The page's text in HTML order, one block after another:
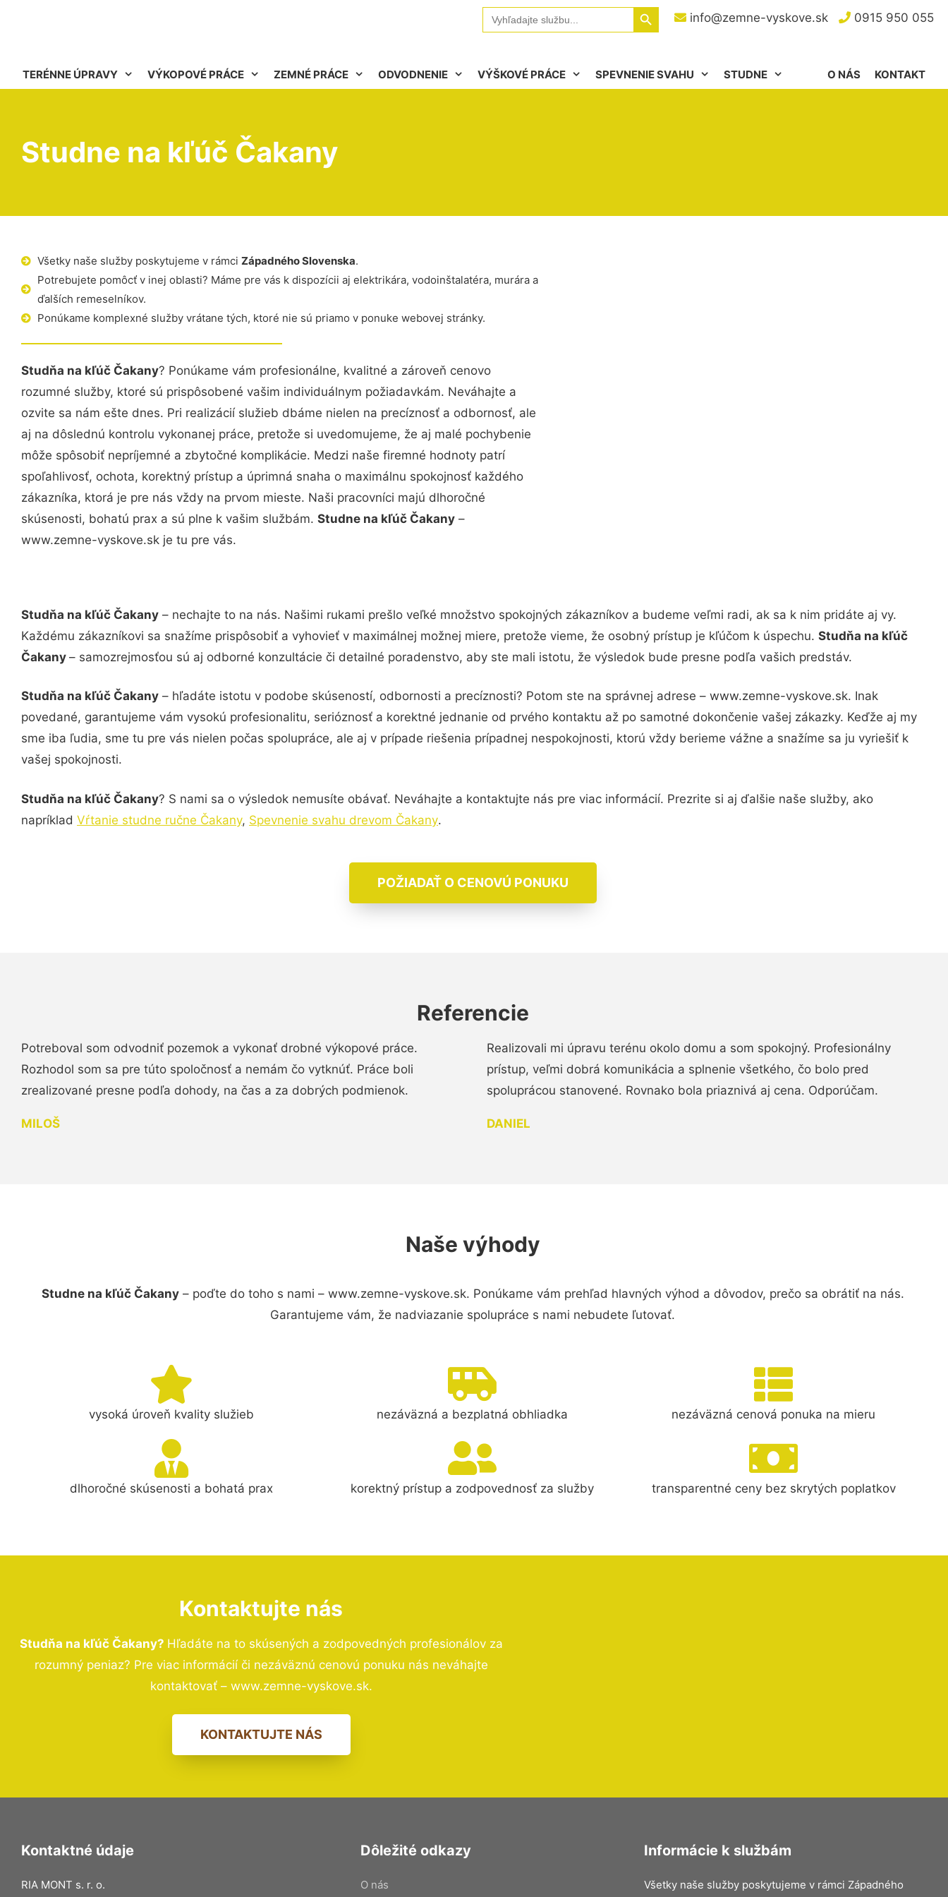
info@zemne-vyskove.sk 0915 950 055
Search
for:
Search Button
TERÉNNE ÚPRAVY VÝKOPOVÉ PRÁCE ZEMNÉ PRÁCE ODVODNENIE VÝŠKOVÉ PRÁCE SPEVNENIE SVAHU STUDNE KONTAKT
O NÁS
Studne na kľúč Čakany
Všetky naše služby poskytujeme v rámci Západného Slovenska.
Potrebujete pomôcť v inej oblasti? Máme pre vás k dispozícii aj elektrikára, vodoinštalatéra, murára a
ďalších remeselníkov.
Ponúkame komplexné služby vrátane tých, ktoré nie sú priamo v ponuke webovej stránky.
Studňa na kľúč Čakany? Ponúkame vám profesionálne, kvalitné a zároveň cenovo
rozumné služby, ktoré sú prispôsobené vašim individuálnym požiadavkám. Neváhajte a
ozvite sa nám ešte dnes. Pri realizácií služieb dbáme nielen na precíznosť a odbornosť, ale
aj na dôslednú kontrolu vykonanej práce, pretože si uvedomujeme, že aj malé pochybenie
môže spôsobiť nepríjemné a zbytočné komplikácie. Medzi naše firemné hodnoty patrí
spoľahlivosť, ochota, korektný prístup a úprimná snaha o maximálnu spokojnosť každého
zákazníka, ktorá je pre nás vždy na prvom mieste. Naši pracovníci majú dlhoročné
skúsenosti, bohatú prax a sú plne k vašim službám. Studne na kľúč Čakany –
www.zemne-vyskove.sk je tu pre vás.
Studňa na kľúč Čakany – nechajte to na nás. Našimi rukami prešlo veľké množstvo spokojných zákazníkov a budeme veľmi radi, ak sa k nim pridáte aj vy.
Každému zákazníkovi sa snažíme prispôsobiť a vyhovieť v maximálnej možnej miere, pretože vieme, že osobný prístup je kľúčom k úspechu. Studňa na kľúč
Čakany – samozrejmosťou sú aj odborné konzultácie či detailné poradenstvo, aby ste mali istotu, že výsledok bude presne podľa vašich predstáv.
Studňa na kľúč Čakany – hľadáte istotu v podobe skúseností, odbornosti a precíznosti? Potom ste na správnej adrese – www.zemne-vyskove.sk. Inak
povedané, garantujeme vám vysokú profesionalitu, serióznosť a korektné jednanie od prvého kontaktu až po samotné dokončenie vašej zákazky. Keďže aj my
sme iba ľudia, sme tu pre vás nielen počas spolupráce, ale aj v prípade riešenia prípadnej nespokojnosti, ktorú vždy berieme vážne a snažíme sa ju vyriešiť k
vašej spokojnosti.
Studňa na kľúč Čakany? S nami sa o výsledok nemusíte obávať. Neváhajte a kontaktujte nás pre viac informácií. Prezrite si aj ďalšie naše služby, ako
napríklad Vŕtanie studne ručne Čakany, Spevnenie svahu drevom Čakany.
POŽIADAŤ O CENOVÚ PONUKU
Referencie
Potreboval som odvodniť pozemok a vykonať drobné výkopové práce.
Rozhodol som sa pre túto spoločnosť a nemám čo vytknúť. Práce boli
zrealizované presne podľa dohody, na čas a za dobrých podmienok.
MILOŠ
Realizovali mi úpravu terénu okolo domu a som spokojný. Profesionálny
prístup, veľmi dobrá komunikácia a splnenie všetkého, čo bolo pred
spoluprácou stanovené. Rovnako bola priaznivá aj cena. Odporúčam.
DANIEL
Naše výhody
Studne na kľúč Čakany– poďte do toho s nami – www.zemne-vyskove.sk. Ponúkame vám prehľad hlavných výhod a dôvodov, prečo sa obrátiť na nás.
Garantujeme vám, že nadviazanie spolupráce s nami nebudete ľutovať.
vysoká úroveň kvality služieb nezáväzná a bezplatná obhliadka nezáväzná cenová ponuka na mieru
dlhoročné skúsenosti a bohatá prax korektný prístup a zodpovednosť za služby transparentné ceny bez skrytých poplatkov
Kontaktujte nás
Studňa na kľúč Čakany? Hľadáte na to skúsených a zodpovedných profesionálov za
rozumný peniaz? Pre viac informácií či nezáväznú cenovú ponuku nás neváhajte
kontaktovať – www.zemne-vyskove.sk.
KONTAKTUJTE NÁS
Kontaktné údaje
RIA MONT s. r. o.
Dôležité odkazy
O nás
Informácie k službám
Všetky naše služby poskytujeme v rámci Západného